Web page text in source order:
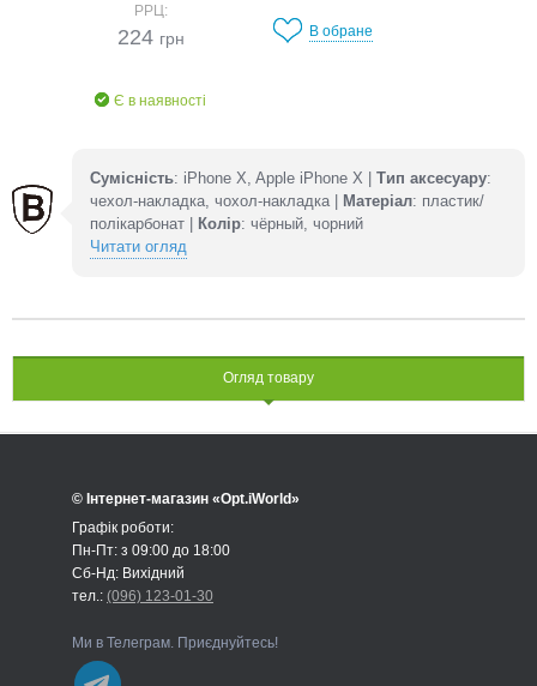
РРЦ:
224 грн
Є в наявності
В обране
Сумісність: iPhone X, Apple iPhone X | Тип аксесуару:
чехол-накладка, чохол-накладка |
Матеріал: пластик/
полікарбонат |
Колір: чёрный, чорний
Читати огляд
Огляд товару
© Інтернет-магазин «Opt.iWorld»
Графік роботи:
Пн-Пт: з 09:00 до 18:00
Сб-Нд: Вихідний
тел.: (096) 123-01-30
Ми в Телеграм. Приєднуйтесь!